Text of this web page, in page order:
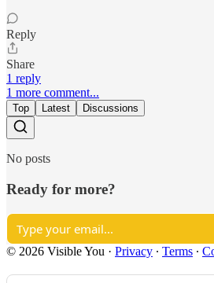
Reply
Share
1 reply
1 more comment...
Top Latest Discussions
No posts
Ready for more?
© 2026 Visible You · Privacy ∙ Terms ∙